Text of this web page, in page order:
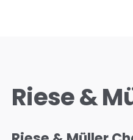
Riese &